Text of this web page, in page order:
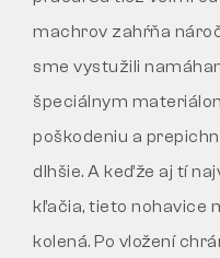
machrov zahŕňa
sme vystužili
špeciálnym
poškodeniu a
dlhšie. A keďže aj tí
kľačia, tieto nohavice
kolená. Po vložení